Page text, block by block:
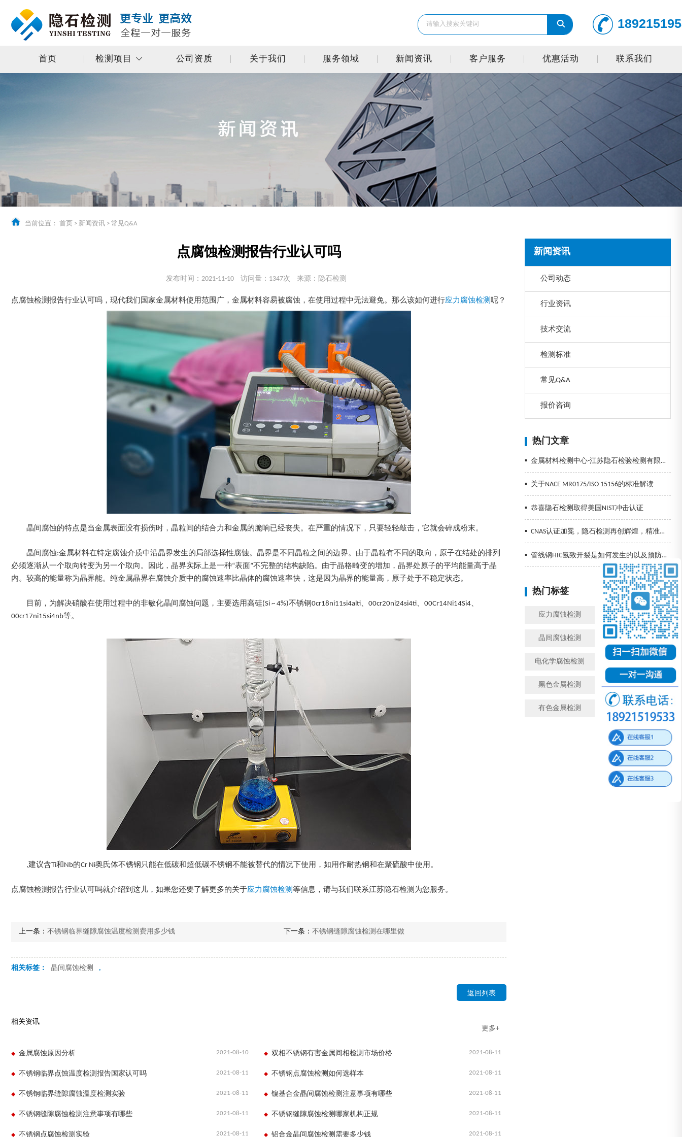
首页 检测项目 公司资质 关于我们 服务领域 新闻资讯 客户服务 优惠活动 联系我们
当前位置： 首页 > 新闻资讯 > 常见Q&A
新闻资讯
公司动态
行业资讯
技术交流
检测标准
常见Q&A
报价咨询
热门文章
▪ 金属材料检测中心-江苏隐石检验检测有限公司
▪ 关于NACE MR0175/ISO 15156的标准解读
▪ 恭喜隐石检测取得美国NIST冲击认证
▪ CNAS认证加冕，隐石检测再创辉煌，精准检测助力企业发展！
▪ 管线钢HIC氢致开裂是如何发生的以及预防措施
热门标签 换一批
应力腐蚀检测 金属腐蚀检测
晶间腐蚀检测 模拟工况腐蚀检测
电化学腐蚀检测 盐雾检测
黑色金属检测 金属成分检测
有色金属检测 微观金相检测
点腐蚀检测报告行业认可吗
发布时间：2021-11-10 访问量：1347次 来源：隐石检测
点腐蚀检测报告行业认可吗，现代我们国家金属材料使用范围广，金属材料容易被腐蚀，在使用过程中无法避免。那么该如何进行应力腐蚀检测 呢？
晶间腐蚀的特点是当金属表面没有损伤时，晶粒间的结合力和金属的脆响已经丧失。在严重的情况下，只要轻轻敲击，它就会碎成粉末。
晶间腐蚀:金属材料在特定腐蚀介质中沿晶界发生的局部选择性腐蚀。晶界是不同晶粒之间的边界。由于晶粒有不同的取向，原子在结处的排列
必须逐渐从一个取向转变为另一个取向。因此，晶界实际上是一种“表面”不完整的结构缺陷。由于晶格畸变的增加，晶界处原子的平均能量高于晶
内。较高的能量称为晶界能。纯金属晶界在腐蚀介质中的腐蚀速率比晶体的腐蚀速率快，这是因为晶界的能量高，原子处于不稳定状态。
目前，为解决硝酸在使用过程中的非敏化晶间腐蚀问题，主要选用高硅(Si ~ 4%)不锈钢0cr18ni11si4alti、00cr20ni24si4ti、00Cr14Ni14Si4、
00cr17ni15si4nb等。
,建议含Ti和Nb的Cr Ni奥氏体不锈钢只能在低碳和超低碳不锈钢不能被替代的情况下使用，如用作耐热钢和在聚硫酸中使用。
点腐蚀检测报告行业认可吗就介绍到这儿，如果您还要了解更多的关于应力腐蚀检测 等信息，请与我们联系江苏隐石检测为您服务。
上一条： 不锈钢临界缝隙腐蚀温度检测费用多少钱 下一条： 不锈钢缝隙腐蚀检测在哪里做
相关标签： 晶间腐蚀检测 ,
返回列表
相关资讯
更多+
2021-08-10
金属腐蚀原因分析 2021-08-11
双相不锈钢有害金属间相检测市场价格
2021-08-11
不锈钢临界点蚀温度检测报告国家认可吗 2021-08-11
不锈钢点腐蚀检测如何选样本
2021-08-11
不锈钢临界缝隙腐蚀温度检测实验 2021-08-11
镍基合金晶间腐蚀检测注意事项有哪些
2021-08-11
不锈钢缝隙腐蚀检测注意事项有哪些 2021-08-11
不锈钢缝隙腐蚀检测哪家机构正规
2021-08-11
不锈钢点腐蚀检测实验 2021-08-11
铝合金晶间腐蚀检测需要多少钱